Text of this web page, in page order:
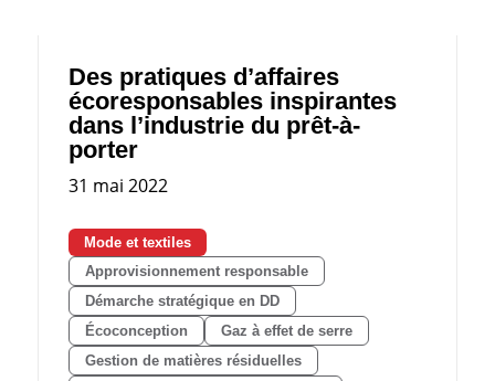
Des pratiques d’affaires
écoresponsables inspirantes
dans l’industrie du prêt-à-
porter
31 mai 2022
Mode et textiles
Approvisionnement responsable
Démarche stratégique en DD
Écoconception
Gaz à effet de serre
Gestion de matières résiduelles